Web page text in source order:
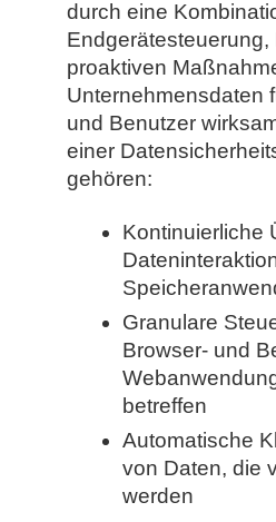
durch eine
proaktiven
Unternehmensdaten
und Benutzer
einer
gehören:
Kontinuierliche
Granulare
Browser- und
betreffen
Automatische
von Daten, die
werden